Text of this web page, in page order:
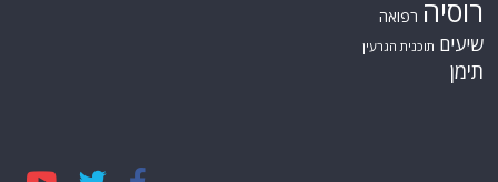
רוסיה רפואה
שיעים תוכנית הגרעין
תימן